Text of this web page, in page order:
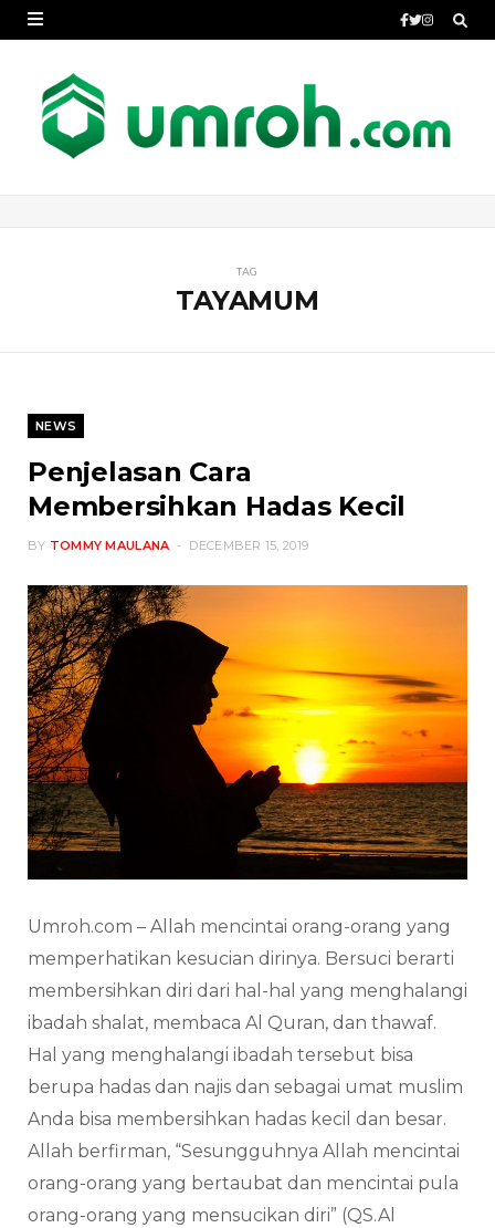
TAG
TAYAMUM
NEWS
Penjelasan Cara
Membersihkan Hadas Kecil
BY TOMMY MAULANA DECEMBER 15, 2019
Umroh.com – Allah mencintai orang-orang yang
memperhatikan kesucian dirinya. Bersuci berarti
membersihkan diri dari hal-hal yang menghalangi
ibadah shalat, membaca Al Quran, dan thawaf.
Hal yang menghalangi ibadah tersebut bisa
berupa hadas dan najis dan sebagai umat muslim
Anda bisa membersihkan hadas kecil dan besar.
Allah berfirman, “Sesungguhnya Allah mencintai
orang-orang yang bertaubat dan mencintai pula
orang-orang yang mensucikan diri” (QS.Al